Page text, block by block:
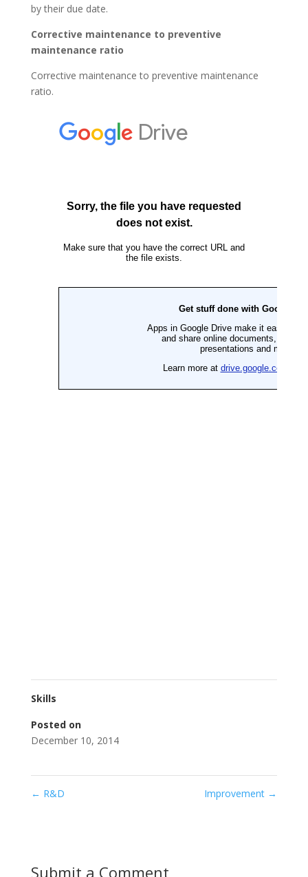
by their due date.
Corrective maintenance to preventive
maintenance ratio
Corrective maintenance to preventive maintenance
ratio.
Skills
Posted on
December 10, 2014
← R&D Improvement →
Submit a Comment